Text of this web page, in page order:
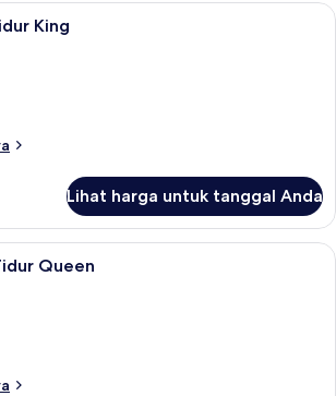
Meja kerja, tirai kedap cahaya,
King
Lihat harga untuk tanggal Anda
Meja kerja, tirai kedap cahaya,
Queen